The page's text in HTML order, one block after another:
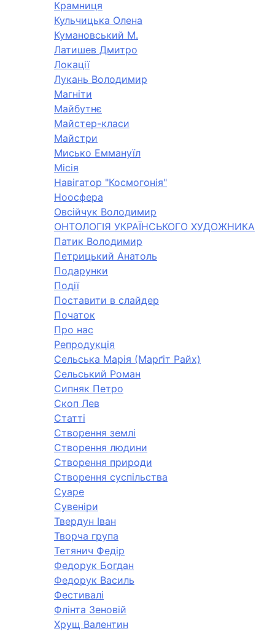
Крамниця
Кульчицька Олена
Кумановський М.
Латишев Дмитро
Локації
Лукань Володимир
Магніти
Майбутнє
Майстер-класи
Майстри
Мисько Еммануїл
Місія
Навігатор "Космогонія"
Ноосфера
Овсійчук Володимир
ОНТОЛОГІЯ УКРАЇНСЬКОГО ХУДОЖНИКА
Патик Володимир
Петрицький Анатоль
Подарунки
Події
Поставити в слайдер
Початок
Про нас
Репродукція
Сельська Марія (Марґіт Райх)
Сельський Роман
Сипняк Петро
Скоп Лев
Статті
Створення землі
Створення людини
Створення природи
Створення суспільства
Суаре
Сувеніри
Твердун Іван
Творча група
Тетянич Федір
Федорук Богдан
Федорук Василь
Фестивалі
Флінта Зеновій
Хрущ Валентин